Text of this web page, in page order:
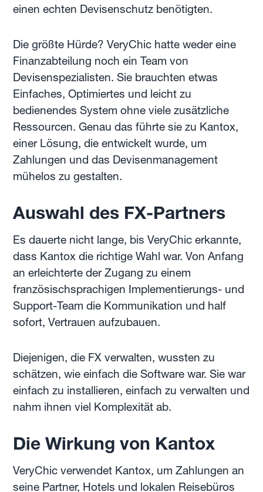
einen echten Devisenschutz benötigten.
Die größte Hürde? VeryChic hatte weder eine
Finanzabteilung noch ein Team von
Devisenspezialisten. Sie brauchten etwas
Einfaches, Optimiertes und leicht zu
bedienendes System ohne viele zusätzliche
Ressourcen. Genau das führte sie zu Kantox,
einer Lösung, die entwickelt wurde, um
Zahlungen und das Devisenmanagement
mühelos zu gestalten.
Auswahl des FX-Partners
Es dauerte nicht lange, bis VeryChic erkannte,
dass Kantox die richtige Wahl war. Von Anfang
an erleichterte der Zugang zu einem
französischsprachigen Implementierungs- und
Support-Team die Kommunikation und half
sofort, Vertrauen aufzubauen.
Diejenigen, die FX verwalten, wussten zu
schätzen, wie einfach die Software war. Sie war
einfach zu installieren, einfach zu verwalten und
nahm ihnen viel Komplexität ab.
Die Wirkung von Kantox
VeryChic verwendet Kantox, um Zahlungen an
seine Partner, Hotels und lokalen Reisebüros